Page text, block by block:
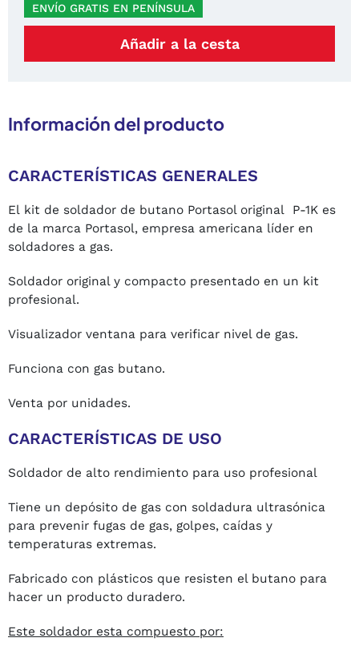
ENVÍO GRATIS EN PENÍNSULA
Añadir a la cesta
Información del producto
CARACTERÍSTICAS GENERALES
El kit de soldador de butano Portasol original P-1K es
de la marca Portasol, empresa americana líder en
soldadores a gas.
Soldador original y compacto presentado en un kit
profesional.
Visualizador ventana para verificar nivel de gas.
Funciona con gas butano.
Venta por unidades.
CARACTERÍSTICAS DE USO
Soldador de alto rendimiento para uso profesional
Tiene un depósito de gas con soldadura ultrasónica
para prevenir fugas de gas, golpes, caídas y
temperaturas extremas.
Fabricado con plásticos que resisten el butano para
hacer un producto duradero.
Este soldador esta compuesto por: